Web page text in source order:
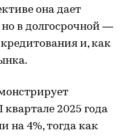
она дает
в долгосрочной —
и, как
2025 года
на 4%, тогда как